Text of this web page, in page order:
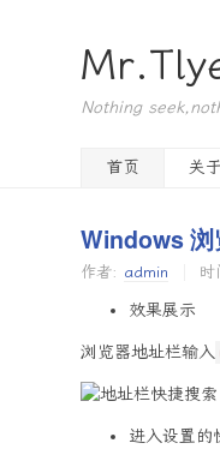
Nothing
首页
关
Windows 浏
作者: admin 时
效果展示
浏览器地址栏输入
进入设置的